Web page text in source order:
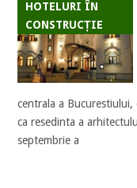
HOTELURI ÎN
CONSTRUCȚIE
centrala a
ca resedinta a
septembrie a